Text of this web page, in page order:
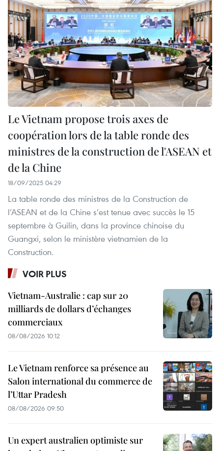
Le Vietnam propose trois axes de
coopération lors de la table ronde des
ministres de la construction de l'ASEAN et
de la Chine
18/09/2025 04:29
La table ronde des ministres de la Construction de
l’ASEAN et de la Chine s’est tenue avec succès le 15
septembre à Guilin, dans la province chinoise du
Guangxi, selon le ministère vietnamien de la
Construction.
VOIR PLUS
Vietnam-Australie : cap sur 20
milliards de dollars d’échanges
commerciaux
08/08/2026 10:12
Le Vietnam renforce sa présence au
Salon international du commerce de
l’Uttar Pradesh
08/08/2026 09:50
Un expert australien optimiste sur